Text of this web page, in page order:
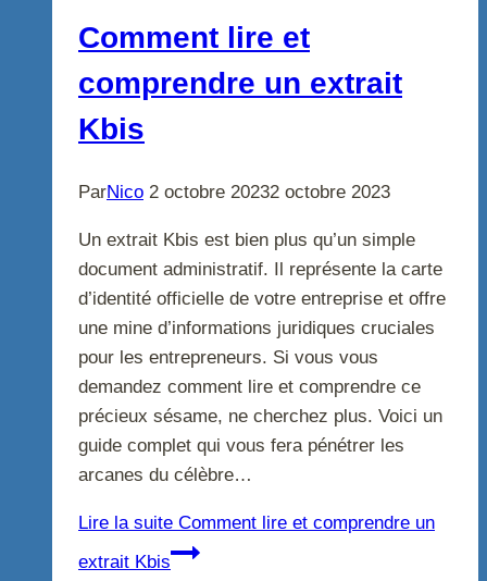
Comment lire et
comprendre un extrait
Kbis
ParNico 2 octobre 20232 octobre 2023
Un extrait Kbis est bien plus qu’un simple
document administratif. Il représente la carte
d’identité officielle de votre entreprise et offre
une mine d’informations juridiques cruciales
pour les entrepreneurs. Si vous vous
demandez comment lire et comprendre ce
précieux sésame, ne cherchez plus. Voici un
guide complet qui vous fera pénétrer les
arcanes du célèbre…
Lire la suite Comment lire et comprendre un
extrait Kbis